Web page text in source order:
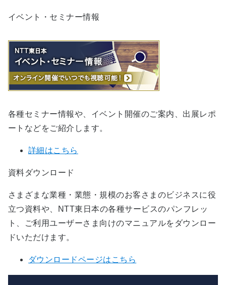
イベント・セミナー情報
各種セミナー情報や、イベント開催のご案内、出展レポ
ートなどをご紹介します。
詳細はこちら
資料ダウンロード
さまざまな業種・業態・規模のお客さまのビジネスに役
立つ資料や、NTT東日本の各種サービスのパンフレッ
ト、ご利用ユーザーさま向けのマニュアルをダウンロー
ドいただけます。
ダウンロードページはこちら